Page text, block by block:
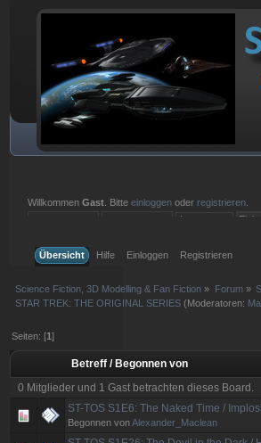
WillkommenGast . Bitteeinloggen oder registrieren
Übersicht
Hilfe Einloggen Registrieren
Science Fiction, 3D Modelling & Fan Fiction » Forum»
STAR TREK: THE ORIGINAL SERIES (Moderatoren:
Seiten: [1]
Betreff / Begonnen von
0 Mitglieder und 1 Gast betrachten dieses Board.
ST-TOS S1E6: The Naked Time /
Begonnen vonAlexander_Maclean